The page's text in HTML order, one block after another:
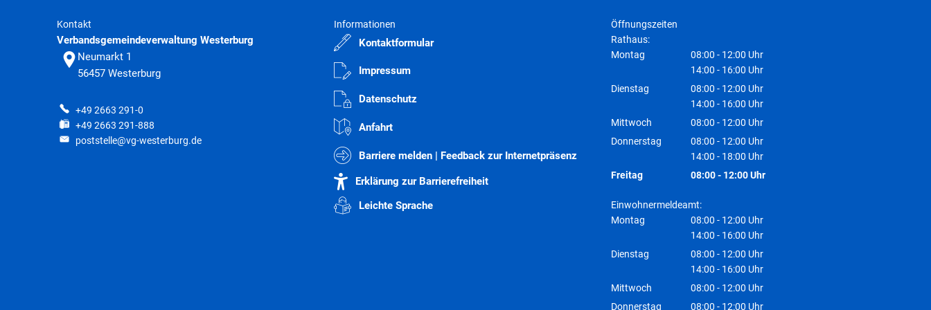
Elektronische Dokumente / Widersprüche
Aktuelle Förderungen
Sonstige Formulare & Anträge
Terminvergabe
Kontakt
Verbandsgemeindeverwaltung Westerburg
Neumarkt 1
56457 Westerburg
+49 2663 291-0
+49 2663 291-888
poststelle@vg-westerburg.de
Informationen
Kontaktformular
Impressum
Datenschutz
Anfahrt
Barriere melden | Feedback zur Internetpräsenz
Erklärung zur Barrierefreiheit
Leichte Sprache
Öffnungszeiten
Rathaus:
Montag
08:00 - 12:00 Uhr
Von 08:00 bis 12:00 Uhr
14:00 - 16:00 Uhr
Von 14:00 bis 16:00 Uhr
Dienstag 08:00 - 12:00 Uhr
Von 08:00 bis 12:00 Uhr
14:00 - 16:00 Uhr
Von 14:00 bis 16:00 Uhr
Mittwoch 08:00 - 12:00 Uhr
Von 08:00 bis 12:00 Uhr
Donnerstag 08:00 - 12:00 Uhr
Von 08:00 bis 12:00 Uhr
14:00 - 18:00 Uhr
Von 14:00 bis 18:00 Uhr
Freitag 08:00- 12:00Uhr
Einwohnermeldeamt:
Montag
08:00 - 12:00 Uhr
Von 08:00 bis 12:00 Uhr
14:00 - 16:00 Uhr
Von 14:00 bis 16:00 Uhr
Dienstag 08:00 - 12:00 Uhr
Von 08:00 bis 12:00 Uhr
14:00 - 16:00 Uhr
Von 14:00 bis 16:00 Uhr
Mittwoch 08:00 - 12:00 Uhr
Von 08:00 bis 12:00 Uhr
Donnerstag 08:00 - 12:00 Uhr